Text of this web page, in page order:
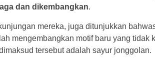
dan dikembangkan.
mereka, juga ditunjukkan
mengembangkan motif baru yang tidak
tersebut adalah sayur jonggolan.